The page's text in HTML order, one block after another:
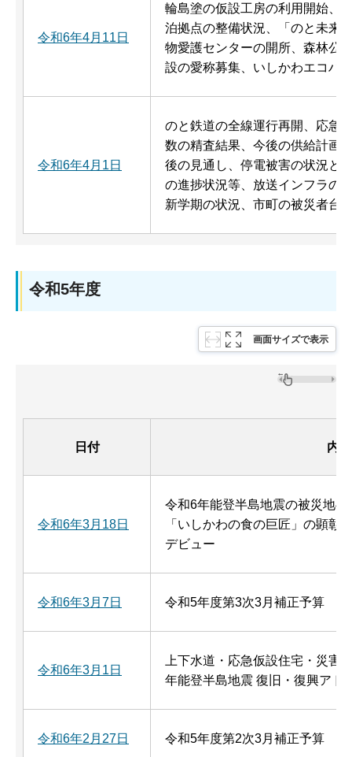
令和6年4月11日
輪島塗の仮設工房の利用開始、
泊拠点の整備状況、「のと未来
物愛護センターの開所、森林公
設の愛称募集、いしかわエコハ
令和6年4月1日
のと鉄道の全線運行再開、応急
数の精査結果、今後の供給計画
後の見通し、停電被害の状況と
の進捗状況等、放送インフラの
新学期の状況、市町の被災者台
令和5年度
画面サイズで表示
日付 内容
令和6年3月18日
令和6年能登半島地震の被災地
「いしかわの食の巨匠」の顕彰
デビュー
令和6年3月7日 令和5年度第3次3月補正予算
令和6年3月1日
上下水道・応急仮設住宅・災害
年能登半島地震 復旧・復興アド
令和6年2月27日 令和5年度第2次3月補正予算